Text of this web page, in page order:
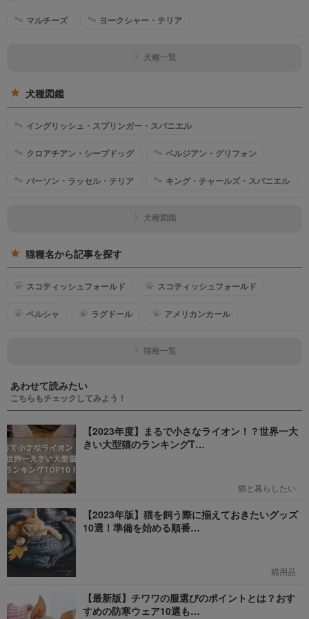
マルチーズ ヨークシャー・テリア
犬種一覧
犬種図鑑
イングリッシュ・スプリンガー・スパニエル
クロアチアン・シープドッグ ベルジアン・グリフォン
パーソン・ラッセル・テリア キング・チャールズ・スパニエル
犬種図鑑
猫種名から記事を探す
スコティッシュフォールド スコティッシュフォールド
ペルシャ ラグドール アメリカンカール
猫種一覧
あわせて読みたい
こちらもチェックしてみよう！
【2023年度】まるで小さなライオン！？世界一大
きい大型猫のランキングT…
猫と暮らしたい
【2023年版】猫を飼う際に揃えておきたいグッズ
10選！準備を始める順番…
猫用品
【最新版】チワワの服選びのポイントとは？おす
すめの防寒ウェア10選も…